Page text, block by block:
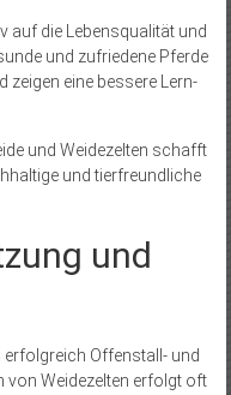
auf die Lebensqualität und
und zufriedene Pferde
zeigen eine bessere Lern-
und Weidezelten schafft
und tierfreundliche
und
erfolgreich Offenstall- und
von Weidezelten erfolgt oft